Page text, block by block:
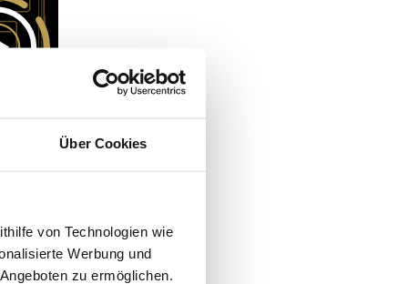
Über Cookies
von Technologien wie
Werbung und
zu ermöglichen.